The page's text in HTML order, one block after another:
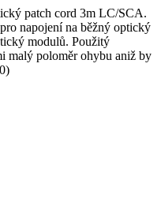
patch cord 3m LC/SCA.
napojení na běžný optický
modulů. Použitý
malý poloměr ohybu aniž by